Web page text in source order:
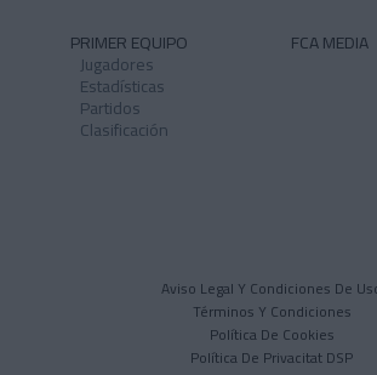
PRIMER EQUIPO
Jugadores
Estadísticas
Partidos
Clasificación
FCA MEDIA
Aviso Legal Y Condiciones De
Términos Y Condiciones
Política De Cookies
Política De Privacitat DSP